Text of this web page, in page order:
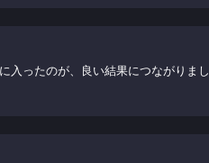
入ったのが、良い結果につながりまし